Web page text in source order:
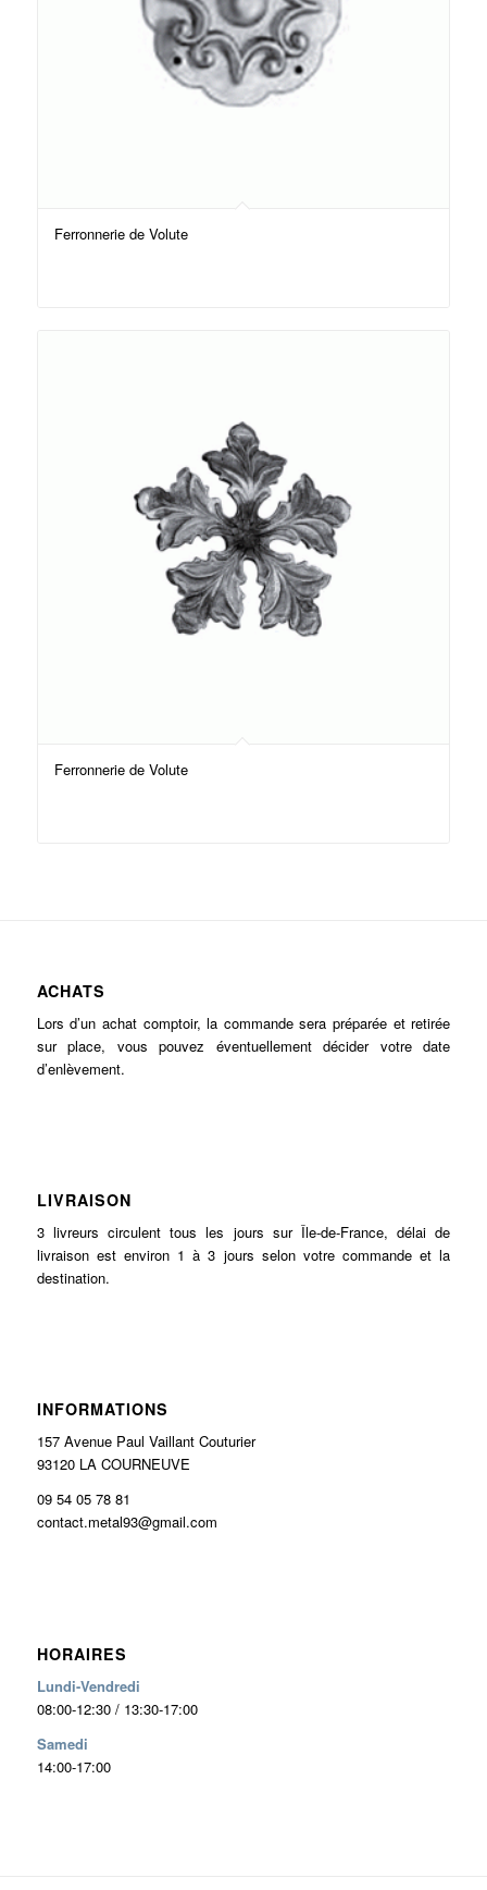
Ferronnerie de Volute
Ferronnerie de Volute
ACHATS
Lors d’un achat comptoir, la commande sera préparée et retirée
sur place, vous pouvez éventuellement décider votre date
d’enlèvement.
LIVRAISON
3 livreurs circulent tous les jours sur Île-de-France, délai de
livraison est environ 1 à 3 jours selon votre commande et la
destination.
INFORMATIONS
157 Avenue Paul Vaillant Couturier
93120 LA COURNEUVE
09 54 05 78 81
contact.metal93@gmail.com
HORAIRES
Lundi-Vendredi
08:00-12:30 / 13:30-17:00
Samedi
14:00-17:00